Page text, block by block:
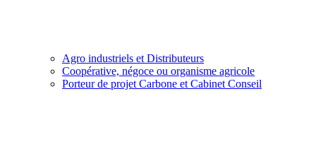
Agro industriels et Distributeurs
Coopérative, négoce ou organisme agricole
Porteur de projet Carbone et Cabinet Conseil